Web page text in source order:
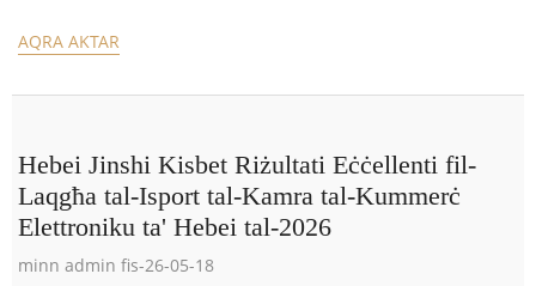
AQRA AKTAR
Hebei Jinshi Kisbet Riżultati Eċċellenti fil-
Laqgħa tal-Isport tal-Kamra tal-Kummerċ
Elettroniku ta' Hebei tal-2026
minn admin fis-26-05-18